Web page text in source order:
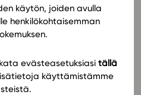
käytön, joiden avulla
henkilökohtaisemman
evästeasetuksiasi tällä
käyttämistämme
oppimisen kohteena
Erityisesti
ja kirjallisuuden
on nostettu